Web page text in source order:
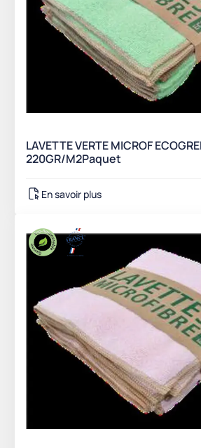
LAVETTE VERTE MICROF
220GR/M2Paquet
En savoir plus